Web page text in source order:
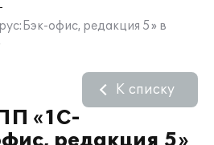
офис, редакция 5» в
«1С-
К списку